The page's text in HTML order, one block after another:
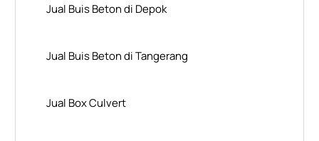
Jual Buis Beton di Depok
Jual Buis Beton di Tangerang
Jual Box Culvert